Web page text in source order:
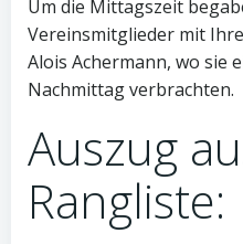
Um die Mittagszeit
Vereinsmitglieder mit
Alois Achermann, wo sie
Nachmittag verbrachten.
Auszug
Rangliste: